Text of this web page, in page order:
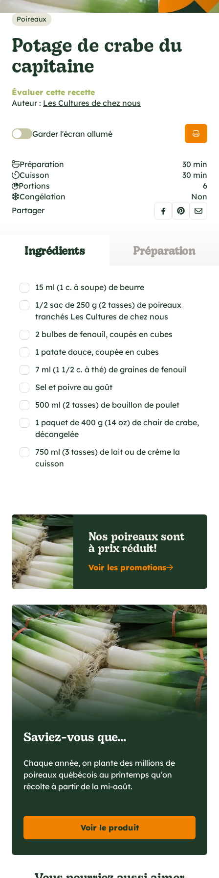
techniques
foodiePoireaux
Potage de crabe du
capitaine
Évaluer cette recette
Auteur : Les Cultures de chez nous
Garder l'écran allumé
Préparation
30 min
Cuisson
30 min
Portions
6
Congélation
Non
Partager
Ingrédients Préparation
15 ml (1 c. à soupe) de beurre
1/2 sac de 250 g (2 tasses) de poireaux
tranchés Les Cultures de chez nous
2 bulbes de fenouil, coupés en cubes
1 patate douce, coupée en cubes
7 ml (1 1/2 c. à thé) de graines de fenouil
Sel et poivre au goût
500 ml (2 tasses) de bouillon de poulet
1 paquet de 400 g (14 oz) de chair de crabe,
décongelée
750 ml (3 tasses) de lait ou de crème la
cuisson
Nos poireaux sont
à prix réduit!
Voir les promotions
Saviez-vous que...
Chaque année, on plante des millions de
poireaux québécois au printemps qu’on
récolte à partir de la mi-août.
Voir le produit